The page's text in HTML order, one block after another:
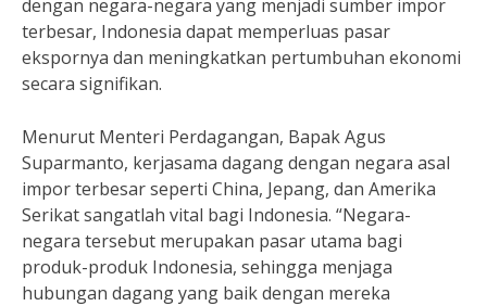
dengan negara-negara yang menjadi sumber impor
terbesar, Indonesia dapat memperluas pasar
ekspornya dan meningkatkan pertumbuhan ekonomi
secara signifikan.
Menurut Menteri Perdagangan, Bapak Agus
Suparmanto, kerjasama dagang dengan negara asal
impor terbesar seperti China, Jepang, dan Amerika
Serikat sangatlah vital bagi Indonesia. “Negara-
negara tersebut merupakan pasar utama bagi
produk-produk Indonesia, sehingga menjaga
hubungan dagang yang baik dengan mereka